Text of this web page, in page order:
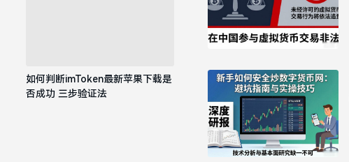
如何判断imToken最新苹果下载是
否成功 三步验证法